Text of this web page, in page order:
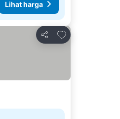
Lihat harga
Kongsi
Tambah ke favorit